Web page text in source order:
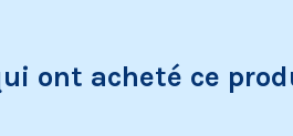
ont acheté ce